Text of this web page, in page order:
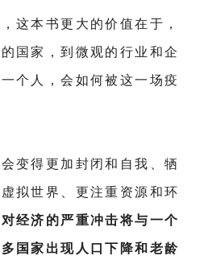
这本书更大的价值在于，
国家，到微观的行业和企
个人，会如何被这一场疫
变得更加封闭和自我、牺
拟世界、更注重资源和环
经济的严重冲击将与一个
国家出现人口下降和老龄